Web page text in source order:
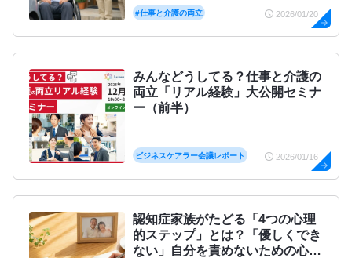
#仕事と介護の両立 2026/01/20
みんなどうしてる？仕事と介護の
両立「リアル経験」大公開セミナ
ー（前半）
ビジネスケアラー会議レポート 2026/01/16
認知症家族がたどる「4つの心理
的ステップ」とは？「優しくでき
ない」自分を責めないための心の